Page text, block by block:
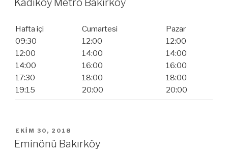
Hafta içi
09:30
12:00
14:00
17:30
19:15
Cumartesi
12:00
14:00
16:00
18:00
20:00
Pazar
12:00
14:00
16:00
18:00
20:00
YAYIM
TARIHI
EKIM 30, 2018
Eminönü Bakırköy